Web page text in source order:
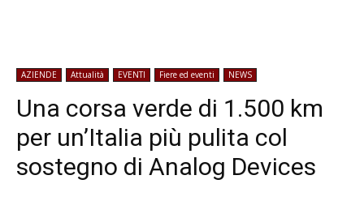
AZIENDE Attualità EVENTI Fiere ed eventi NEWS
Una corsa verde di 1.500 km
per un’Italia più pulita col
sostegno di Analog Devices